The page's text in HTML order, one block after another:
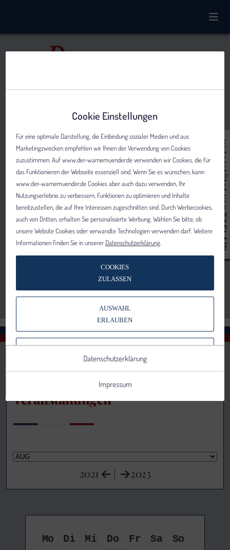
Veranstaltungen
2021 | 2023
Mo Di Mi Do Fr Sa
So
Cookie Einstellungen
Für eine optimale Darstellung, die Einbindung sozialer Medien und aus
Marketingzwecken empfehlen wir Ihnen der Verwendung von Cookies
zuzustimmen. Auf www.der-warnemuender.de verwenden wir Cookies, die für
das Funktionieren der Webseite essenziell sind. Wenn Sie es wünschen, kann
www.der-warnemuender.de Cookies aber auch dazu verwenden, Ihr
Nutzungserlebnis zu verbessern, Funktionen zu optimieren und Inhalte
bereitzustellen, die auf Ihre Interessen zugeschnitten sind. Durch Werbecookies,
auch von Dritten, erhalten Sie personalisierte Werbung. Wählen Sie bitte, ob
unsere Website Cookies oder verwandte Technologien verwenden darf. Weitere
Informationen finden Sie in unserer Datenschutzerklärung
COOKIES
ZULASSEN
AUSWAHL
ERLAUBEN
VERWENDEN
Datenschutzerklärung
Impressum